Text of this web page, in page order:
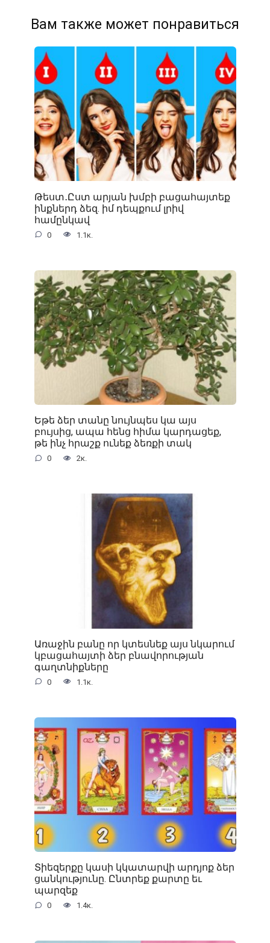
Вам также может понравиться
Թեստ․Ըստ արյան խմբի բացահայտեք
ինքներդ ձեզ. իմ դեպքում լրիվ
համընկավ
0 1.1к.
Եթե ձեր տանը նույնպես կա այս
բույսից, ապա հենց հիմա կարդացեք,
թե ինչ հրաշք ունեք ձեռքի տակ
0 2к.
Առաջին բանը որ կտեսնեք այս նկարում
կբացահայտի ձեր բնավորության
գաղտնիքները
0 1.1к.
Տիեզերքը կասի կկատարվի արդյոք ձեր
ցանկությունը. Ընտրեք քարտը եւ
պարզեք
0 1.4к.